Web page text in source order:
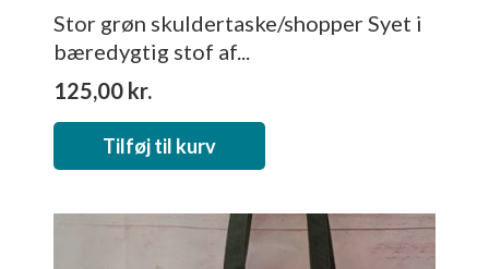
Stor grøn skuldertaske/shopper Syet i
bæredygtig stof af...
125,00 kr.
Tilføj til kurv